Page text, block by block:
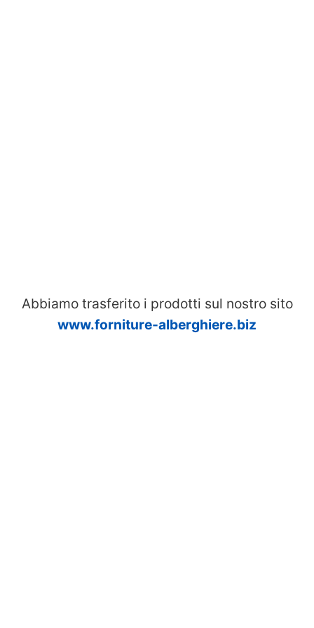
Abbiamo trasferito i prodotti sul nostro sito
www.forniture-alberghiere.biz